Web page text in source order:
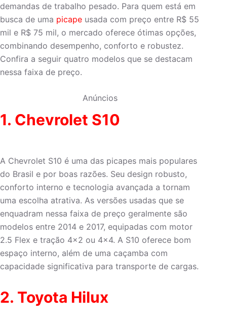
demandas de trabalho pesado. Para quem está em
busca de uma picape usada com preço entre R$ 55
mil e R$ 75 mil, o mercado oferece ótimas opções,
combinando desempenho, conforto e robustez.
Confira a seguir quatro modelos que se destacam
nessa faixa de preço.
Anúncios
1. Chevrolet S10
A Chevrolet S10 é uma das picapes mais populares
do Brasil e por boas razões. Seu design robusto,
conforto interno e tecnologia avançada a tornam
uma escolha atrativa. As versões usadas que se
enquadram nessa faixa de preço geralmente são
modelos entre 2014 e 2017, equipadas com motor
2.5 Flex e tração 4×2 ou 4×4. A S10 oferece bom
espaço interno, além de uma caçamba com
capacidade significativa para transporte de cargas.
2. Toyota Hilux